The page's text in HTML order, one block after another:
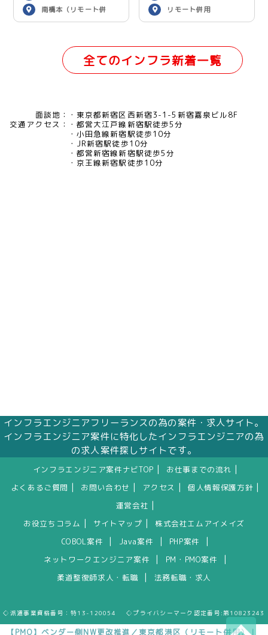
【PMO】ベンダー側NW更改推進／東京都港区（リモート併用）｜
南橋本（リモート併
用）
リモート併用
全てのインフラ新着一覧
面談地：
東京都新宿区西新宿3-1-5新宿嘉泉ビル8F
交通アクセス：
都営大江戸線新宿駅徒歩5分
小田急線新宿駅徒歩10分
JR新宿駅徒歩10分
都営新宿線新宿駅徒歩5分
京王線新宿駅徒歩10分
インフラエンジニアフリーランスの為の案件・求人サイト。
インフラエンジニア案件に特化したインフラエンジニアの為
の求人案件探しサイトです。
インフラエンジニア案件ナビTOP お仕事までの流れ
よくあるご質問 お問い合わせ アクセス 個人情報保護方針
運営会社
お役立ちコラム サイトマップ
株式会社エムアイメイズ
COBOL案件
Java案件 PHP案件
ネットワークエンジニア案件 PM・PMO案件
柔道整復師求人・転職 法務転職・求人
◇派遣事業資格番号：特13-120054 ◇プライバシーマーク認定番号:第10823243